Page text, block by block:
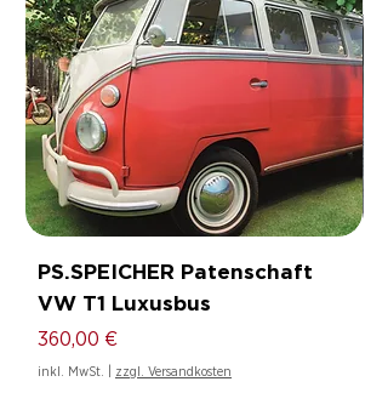
PS.SPEICHER Patenschaft
VW T1 Luxusbus
Preis
360,00 €
inkl. MwSt. | zzgl. Versandkosten